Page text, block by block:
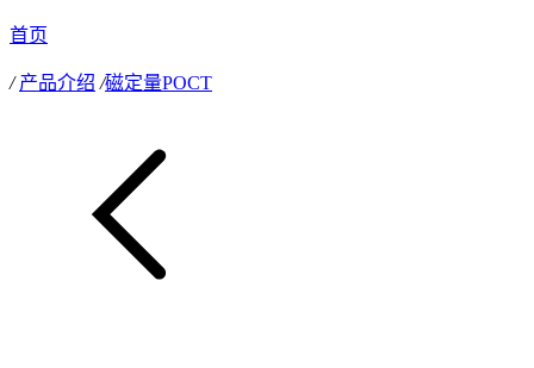
首页
/ 产品介绍 /磁定量POCT